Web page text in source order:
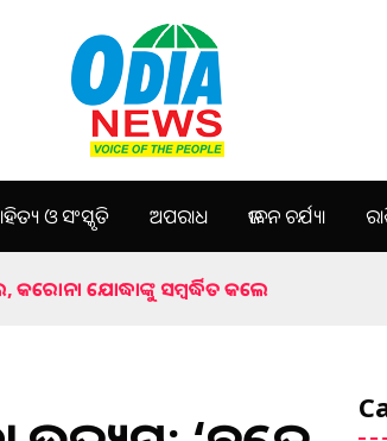
ଓ ସଂସ୍କୃତି ଅପରାଧ ଜୀବନ ଚର୍ଯ୍ୟା
ଯୋଦ୍ଧାଙ୍କୁ ସମ୍ବର୍ଦ୍ଧିତ କଲେ